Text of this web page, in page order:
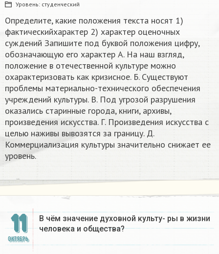
Уровень: студенческий
Определите, какие положения текста носят 1)
фактическийхарактер 2) характер оценочных
суждений Запишите под буквой положения цифру,
обозначающую его характер А. На наш взгляд,
положение в отечественной культуре можно
охарактеризовать как кризисное. Б. Существуют
проблемы материально-технического обеспечения
учреждений культуры. В. Под угрозой разрушения
оказались старинные города, книги, архивы,
произведения искусства. Г. Произведения искусства с
целью наживы вывозятся за границу. Д.
Коммерциализация культуры значительно снижает ее
уровень.
11
ОКТЯБРЬ
В чём значение духовной культу- ры в жизни
человека и общества?